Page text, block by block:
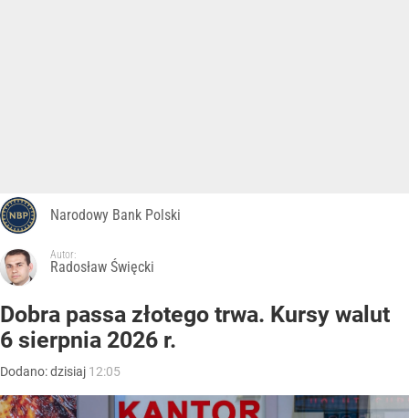
Narodowy Bank Polski
Autor:
Radosław Święcki
Dobra passa złotego trwa. Kursy walut
6 sierpnia 2026 r.
Dodano:dzisiaj 12:05